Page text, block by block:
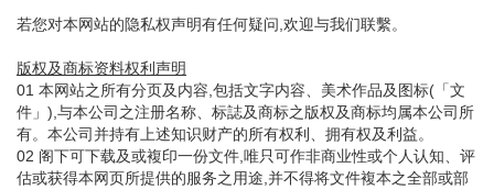
若您对本网站的隐私权声明有任何疑问,欢迎与我们联繫。
版权及商标资料权利声明
01 本网站之所有分页及内容,包括文字内容、美术作品及图标(「文
件」),与本公司之注册名称、标誌及商标之版权及商标均属本公司所
有。本公司并持有上述知识财产的所有权利、拥有权及利益。
02 阁下可下载及或複印一份文件,唯只可作非商业性或个人认知、评
估或获得本网页所提供的服务之用途,并不得将文件複本之全部或部